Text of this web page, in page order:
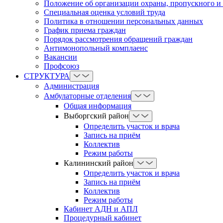
Положение об организации охраны, пропускного
Cпециальная оценка условий труда
Политика в отношении персональных данных
График приема граждан
Порядок рассмотрения обращений граждан
Антимонопольный комплаенс
Вакансии
Профсоюз
СТРУКТУРА
Администрация
Амбулаторные отделения
Общая информация
Выборгский район
Определить участок и врача
Запись на приём
Коллектив
Режим работы
Калининский район
Определить участок и врача
Запись на приём
Коллектив
Режим работы
Кабинет АДН и АПЛ
Процедурный кабинет